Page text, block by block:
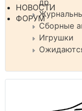
НОВОСТИ
ФОРУМ
др.
Сборные
Игрушки